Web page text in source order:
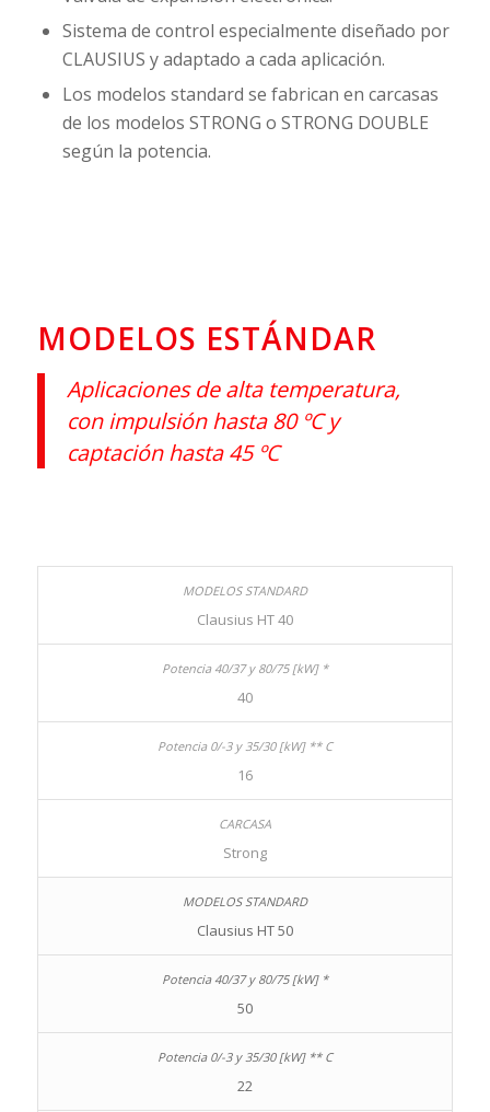
Sistema de control especialmente diseñado por
CLAUSIUS y adaptado a cada aplicación.
Los modelos standard se fabrican en carcasas
de los modelos STRONG o STRONG DOUBLE
según la potencia.
MODELOS ESTÁNDAR
Aplicaciones de alta temperatura,
con impulsión hasta 80 ºC y
captación hasta 45 ºC
Clausius HT 40
40
16
Strong
Clausius HT 50
50
22